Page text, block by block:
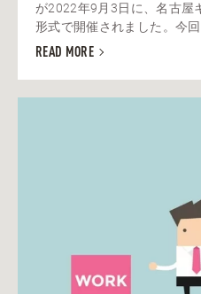
が2022年9月3日に、名古屋
形式で開催されました。今
READ MORE